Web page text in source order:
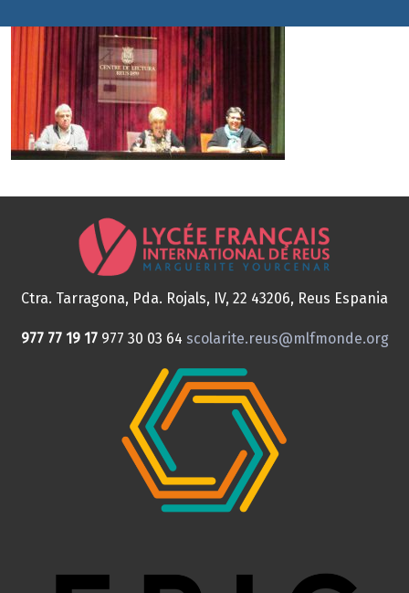
Ctra. Tarragona, Pda. Rojals, IV, 22 43206, Reus Espania
977 77 19 17 977 30 03 64 scolarite.reus@mlfmonde.org